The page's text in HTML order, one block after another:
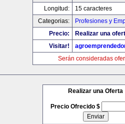
Longitud:
15 caracteres
Categorias:
Profesiones y
Precio:
Realizar una
Visitar!
Serán consideradas
Realizar una Oferta
Precio Ofrecido $